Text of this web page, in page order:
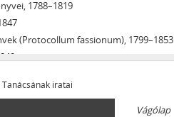
1788–1819
(Protocollum fassionum), 1799–1853
iratai
Vágólap